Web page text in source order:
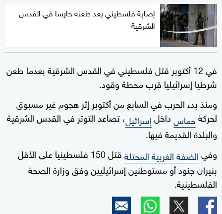
إصابة فلسطيني بعد طعنه حارسا في القدس
الشرقية
في 12 أكتوبر قتل فلسطيني في القدس الشرقية بعدما طعن
شرطيا إسرائيليا قرب محطة وقود.
ومنذ بدء الحرب في السابع من أكتوبر إثر هجوم غير مسبوق
لحركةحماسداخلإسرائيل، تصاعد التوتر في القدس الشرقية
والبلدة القديمة فيها.
وفيالضفة الغربية المحتلة
قتل 150 فلسطينيا على الأقل
بنيران جنود أو مستوطنين إسرائيليين وفق وزارة الصحة
الفلسطينية.